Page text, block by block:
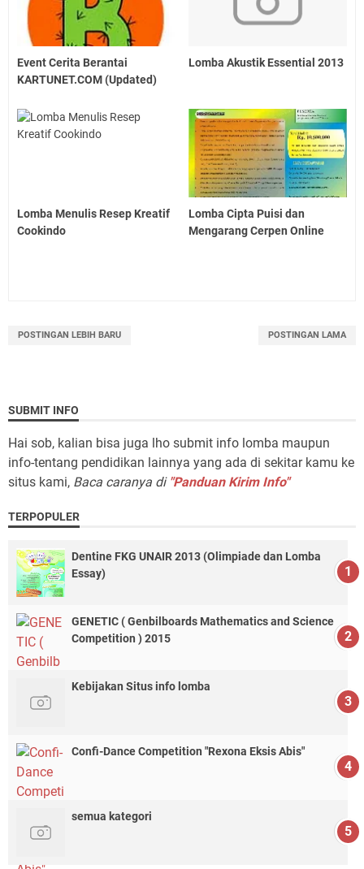
Event Cerita Berantai
KARTUNET.COM (Updated)
Lomba Akustik Essential 2013
Lomba Menulis Resep Kreatif
Cookindo
Lomba Cipta Puisi dan
Mengarang Cerpen Online
POSTINGAN LEBIH BARU POSTINGAN LAMA
SUBMIT INFO
Hai sob, kalian bisa juga lho submit info lomba maupun
info-tentang pendidikan lainnya yang ada di sekitar kamu ke
situs kami, Baca caranya di "Panduan Kirim Info"
TERPOPULER
Dentine FKG UNAIR 2013 (Olimpiade dan Lomba
Essay)
GENETIC ( Genbilboards Mathematics and Science
Competition ) 2015
Kebijakan Situs info lomba
Confi-Dance Competition "Rexona Eksis Abis"
semua kategori